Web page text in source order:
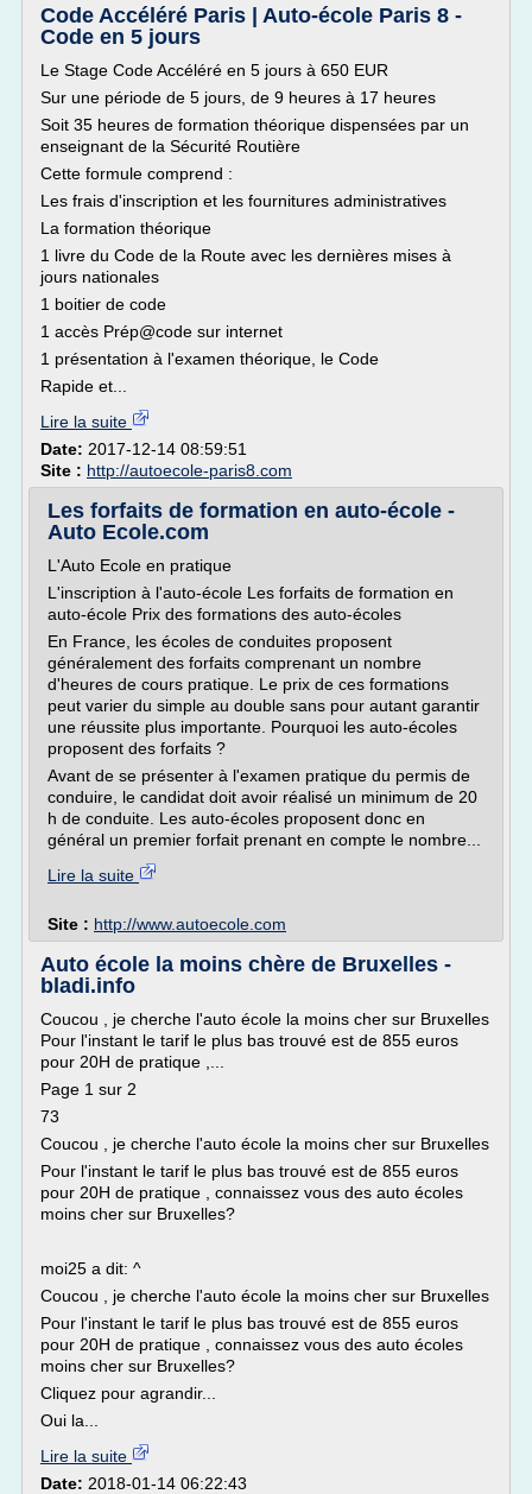
Code Accéléré Paris | Auto-école Paris 8 -
Code en 5 jours
Le Stage Code Accéléré en 5 jours à 650 EUR
Sur une période de 5 jours, de 9 heures à 17 heures
Soit 35 heures de formation théorique dispensées par un
enseignant de la Sécurité Routière
Cette formule comprend :
Les frais d'inscription et les fournitures administratives
La formation théorique
1 livre du Code de la Route avec les dernières mises à
jours nationales
1 boitier de code
1 accès Prép@code sur internet
1 présentation à l'examen théorique, le Code
Rapide et...
Lire la suite
Date: 2017-12-14 08:59:51
Site : http://autoecole-paris8.com
Les forfaits de formation en auto-école -
Auto Ecole.com
L'Auto Ecole en pratique
L'inscription à l'auto-école Les forfaits de formation en
auto-école Prix des formations des auto-écoles
En France, les écoles de conduites proposent
généralement des forfaits comprenant un nombre
d'heures de cours pratique. Le prix de ces formations
peut varier du simple au double sans pour autant garantir
une réussite plus importante. Pourquoi les auto-écoles
proposent des forfaits ?
Avant de se présenter à l'examen pratique du permis de
conduire, le candidat doit avoir réalisé un minimum de 20
h de conduite. Les auto-écoles proposent donc en
général un premier forfait prenant en compte le nombre...
Lire la suite
Site : http://www.autoecole.com
Auto école la moins chère de Bruxelles -
bladi.info
Coucou , je cherche l'auto école la moins cher sur Bruxelles
Pour l'instant le tarif le plus bas trouvé est de 855 euros
pour 20H de pratique ,...
Page 1 sur 2
73
Coucou , je cherche l'auto école la moins cher sur Bruxelles
Pour l'instant le tarif le plus bas trouvé est de 855 euros
pour 20H de pratique , connaissez vous des auto écoles
moins cher sur Bruxelles?
moi25 a dit: ^
Coucou , je cherche l'auto école la moins cher sur Bruxelles
Pour l'instant le tarif le plus bas trouvé est de 855 euros
pour 20H de pratique , connaissez vous des auto écoles
moins cher sur Bruxelles?
Cliquez pour agrandir...
Oui la...
Lire la suite
Date: 2018-01-14 06:22:43